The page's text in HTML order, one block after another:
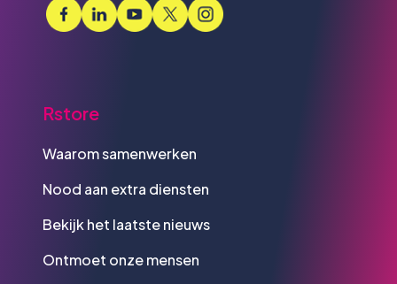
Rstore
Waarom samenwerken
Nood aan extra diensten
Bekijk het laatste nieuws
Ontmoet onze mensen